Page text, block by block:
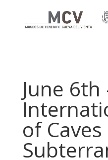
June 6th
of